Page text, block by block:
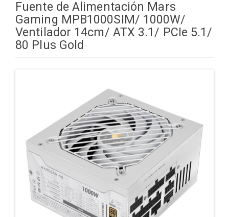
Fuente de Alimentación Mars
Gaming MPB1000SIM/ 1000W/
Ventilador 14cm/ ATX 3.1/ PCIe 5.1/
80 Plus Gold